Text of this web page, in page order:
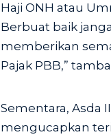
Haji ONH atau
Berbuat baik
memberikan
Pajak PBB,”
Sementara, Asda
mengucapkan